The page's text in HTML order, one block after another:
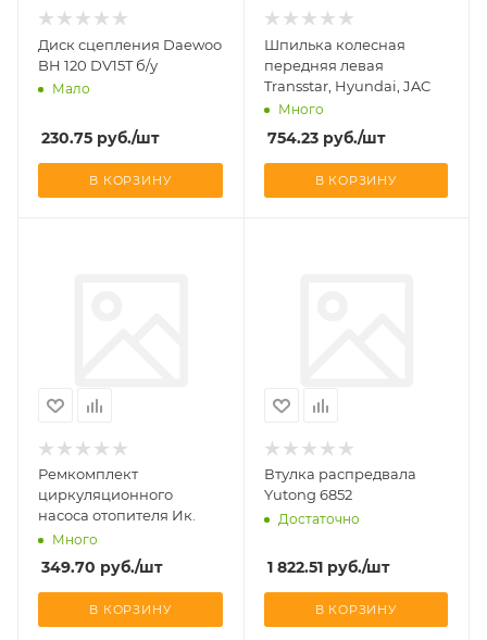
Диск сцепления Daewoo
BH 120 DV15T б/у
Мало
230.75 руб./шт
В КОРЗИНУ
Шпилька колесная
передняя левая
Transstar, Hyundai, JAC
Много
754.23руб./шт
В КОРЗИНУ
Ремкомплект
циркуляционного
насоса отопителя Ик.
Много
349.70 руб./шт
В КОРЗИНУ
Втулка распредвала
Yutong 6852
Достаточно
1 822.51руб./шт
В КОРЗИНУ